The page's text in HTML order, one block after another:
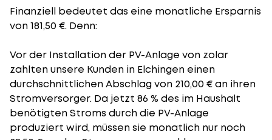
Finanziell bedeutet das eine monatliche Ersparnis
von 181,50 €. Denn:
Vor der Installation der PV-Anlage von zolar
zahlten unsere Kunden in Elchingen einen
durchschnittlichen Abschlag von 210,00 € an ihren
Stromversorger. Da jetzt 86 % des im Haushalt
benötigten Stroms durch die PV-Anlage
produziert wird, müssen sie monatlich nur noch